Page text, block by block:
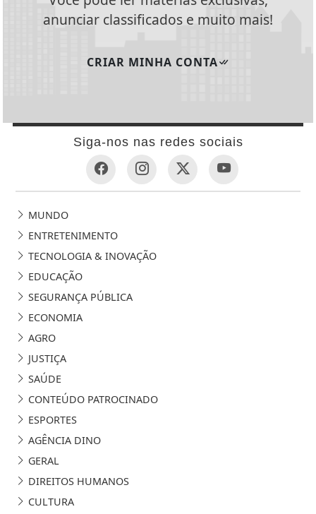
anunciar classificados e muito mais!
CRIAR MINHA CONTA
Siga-nos nas redes sociais
MUNDO
ENTRETENIMENTO
TECNOLOGIA & INOVAÇÃO
EDUCAÇÃO
SEGURANÇA PÚBLICA
ECONOMIA
AGRO
JUSTIÇA
SAÚDE
CONTEÚDO PATROCINADO
ESPORTES
AGÊNCIA DINO
GERAL
DIREITOS HUMANOS
CULTURA